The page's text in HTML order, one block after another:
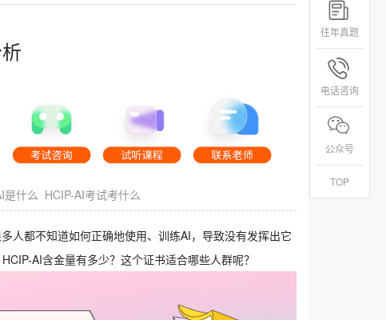
是什么 HCIP-AI考试考什么
人都不知道如何正确地使用、训练AI，导致没有发挥出它
AI含金量有多少？这个证书适合哪些人群呢？
往年真题
电话咨询
公众号
TOP